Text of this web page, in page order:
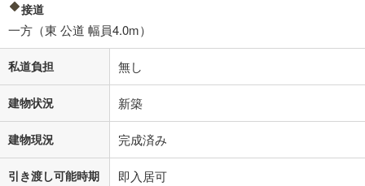
接道
一方（東 公道 幅員4.0m）
私道負担 無し
建物状況 新築
建物現況 完成済み
引き渡し可能時期 即入居可